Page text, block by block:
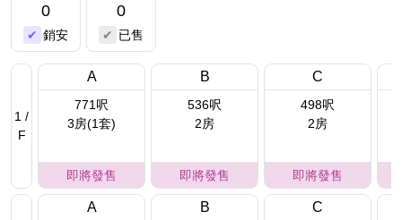
0
銷安
0
已售
1 /
F
A
771呎
3房(1套)
即將發售
B
536呎
2房
即將發售
C
498呎
2房
即將發售
A B C